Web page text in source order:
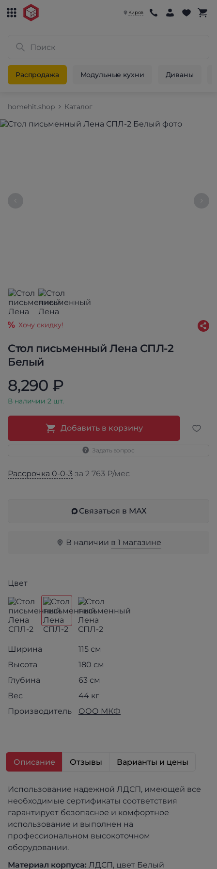
Киров
Распродажа Модульные кухни Диваны
homehit.shop Каталог
Стол письменный Лена СПЛ-2
Белый
Хочу скидку!
8,290 ₽
В наличии 2 шт.
Добавить в корзину
Задать вопрос
Рассрочка 0-0-3 за 2 763 ₽/мес
Связаться в МАХ
В наличии в 1 магазине
Цвет
Ширина
115 см
Высота
180 см
Глубина
63 см
Вес
44 кг
Производитель
ООО МКФ
Описание Отзывы Варианты и цены
Использование надежной ЛДСП, имеющей все
необходимые сертификаты соответствия
гарантирует безопасное и комфортное
использование и выполнен на
профессиональном высокоточном
оборудовании.
Материал корпуса: ЛДСП, цвет Белый